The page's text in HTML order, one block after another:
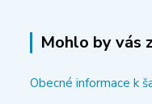
Mohlo by vás
Obecné informace k